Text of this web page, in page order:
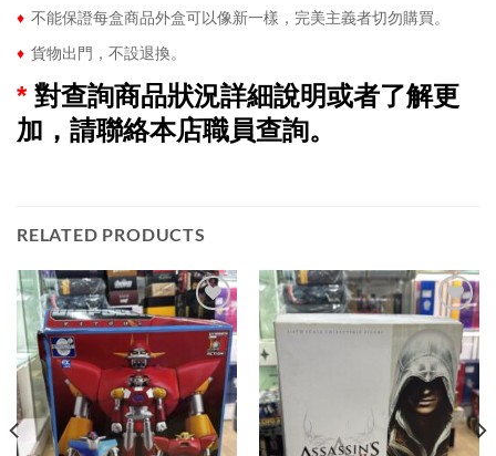
♦ 不能保證每盒商品外盒可以像新一樣，完美主義者切勿購買。
♦ 貨物出門，不設退換。
* 對查詢商品狀況詳細說明或者了解更
加，請聯絡本店職員查詢。
RELATED PRODUCTS